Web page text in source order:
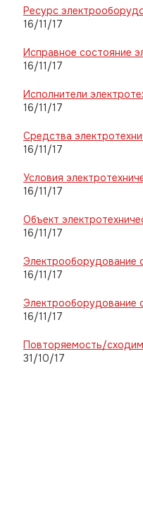
Ресурс
16/11/17
Исправное состояние
16/11/17
Исполнители
16/11/17
Средства
16/11/17
Условия
16/11/17
Объект
16/11/17
Электрооборудование
16/11/17
Электрооборудование
16/11/17
Повторяемость/
31/10/17